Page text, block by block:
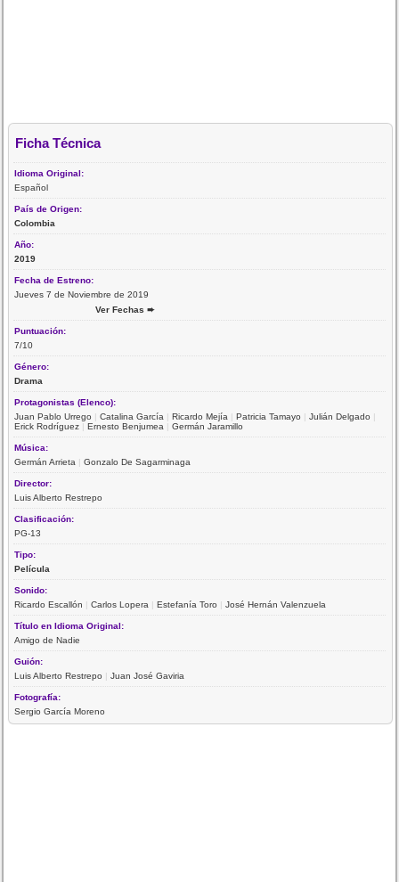
Ficha Técnica
Idioma Original:
Español
País de Origen:
Colombia
Año:
2019
Fecha de Estreno:
Jueves 7 de Noviembre de 2019
Ver Fechas ➨
Puntuación:
7/10
Género:
Drama
Protagonistas (Elenco):
Juan Pablo Urrego |Catalina García |Ricardo Mejía |Patricia Tamayo |Julián Delgado |
Erick Rodríguez |Ernesto Benjumea |Germán Jaramillo
Música:
Germán Arrieta |Gonzalo De Sagarminaga
Director:
Luis Alberto Restrepo
Clasificación:
PG-13
Tipo:
Película
Sonido:
Ricardo Escallón |Carlos Lopera |Estefanía Toro |José Hernán Valenzuela
Título en Idioma Original:
Amigo de Nadie
Guión:
Luis Alberto Restrepo |Juan José Gaviria
Fotografía:
Sergio García Moreno